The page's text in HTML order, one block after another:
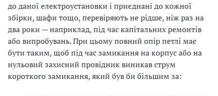
до даної електроустановки і приєднані до кожної
збірки, шафи тощо, перевіряють не рідше, ніж раз на
два роки — наприклад, під час капітальних ремонтів
або випробувань. При цьому повний опір петлі має
бути таким, щоб під час замикання на корпус або на
нульовий захисний провідник виникав струм
короткого замикання, який був би більшим за:
й
н